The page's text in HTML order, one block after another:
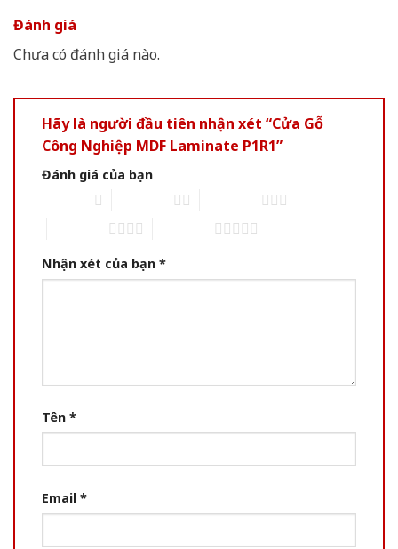
Đánh giá
Chưa có đánh giá nào.
Hãy là người đầu tiên nhận xét “Cửa Gỗ
Công Nghiệp MDF Laminate P1R1”
Đánh giá của bạn
Nhận xét của bạn *
Tên *
Email *